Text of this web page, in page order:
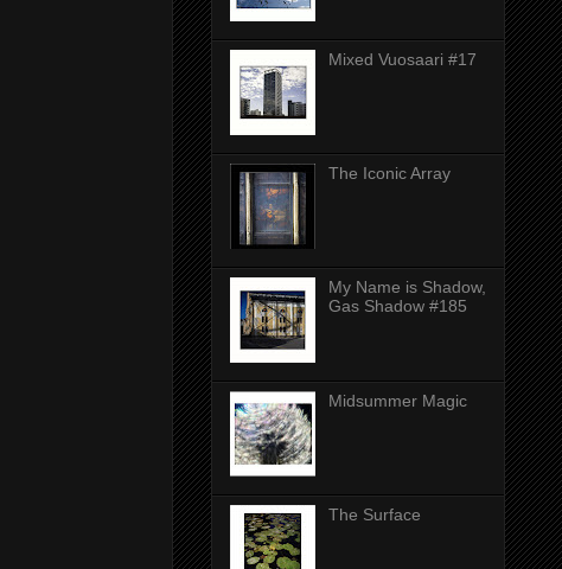
Mixed Vuosaari #17
The Iconic Array
My Name is Shadow,
Gas Shadow #185
Midsummer Magic
The Surface